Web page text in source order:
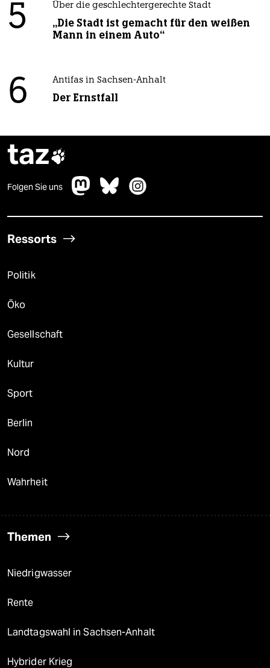
5 Über die geschlechtergerechte Stadt
„Die Stadt ist gemacht für den weißen
Mann in einem Auto“
6 Antifas in Sachsen-Anhalt
Der Ernstfall
taz
Folgen Sie uns
Ressorts
Politik
Öko
Gesellschaft
Kultur
Sport
Berlin
Nord
Wahrheit
Themen
Niedrigwasser
Rente
Landtagswahl in Sachsen-Anhalt
Hybrider Krieg